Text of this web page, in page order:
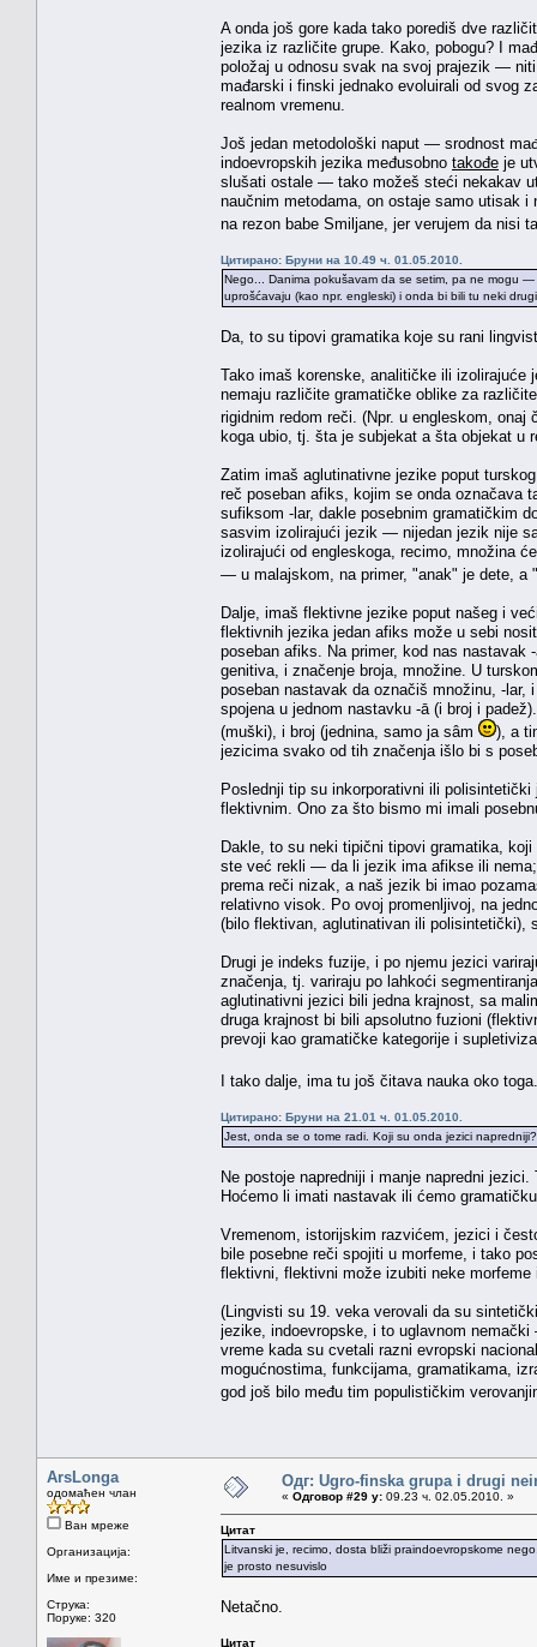
A onda još gore kada tako porediš dve
jezika iz različite grupe. Kako, pobogu? I
položaj u odnosu svak na svoj prajezik —
mađarski i finski jednako evoluirali od svog
realnom vremenu.
Još jedan metodološki naput — srodnost
indoevropskih jezika međusobno takođe je
slušati ostale — tako možeš steći nekakav
naučnim metodama, on ostaje samo utisak
na rezon babe Smiljane, jer verujem da nisi
Цитирано: Бруни на 10.49 ч. 01.05.2010.
Nego... Danima pokušavam da se setim, pa ne mogu
uprošćavaju (kao npr. engleski) i onda bi bili tu neki
Da, to su tipovi gramatika koje su rani
Tako imaš korenske, analitičke ili izolirajuće
nemaju različite gramatičke oblike za
rigidnim redom reči. (Npr. u engleskom, onaj
koga ubio, tj. šta je subjekat a šta objekat u
Zatim imaš aglutinativne jezike poput
reč poseban afiks, kojim se onda označava
sufiksom -lar, dakle posebnim gramatičkim
sasvim izolirajući jezik — nijedan jezik nije
izolirajući od engleskoga, recimo, množina
— u malajskom, na primer, "anak" je dete, a
Dalje, imaš flektivne jezike poput našeg i
flektivnih jezika jedan afiks može u sebi
poseban afiks. Na primer, kod nas
genitiva, i značenje broja, množine. U
poseban nastavak da označiš množinu, -
spojena u jednom nastavku -ā (i broj i
(muški), i broj (jednina, samo ja sâm
), a
jezicima svako od tih značenja išlo bi s
Poslednji tip su inkorporativni ili
flektivnim. Ono za što bismo mi imali
Dakle, to su neki tipični tipovi gramatika,
ste već rekli — da li jezik ima afikse ili
prema reči nizak, a naš jezik bi imao
relativno visok. Po ovoj promenljivoj, na
(bilo flektivan, aglutinativan ili polisintetički),
Drugi je indeks fuzije, i po njemu jezici
značenja, tj. variraju po lahkoći
aglutinativni jezici bili jedna krajnost, sa
druga krajnost bi bili apsolutno fuzioni
prevoji kao gramatičke kategorije i
I tako dalje, ima tu još čitava nauka oko
Цитирано: Бруни на 21.01 ч. 01.05.2010.
Jest, onda se o tome radi. Koji su onda jezici
Ne postoje napredniji i manje napredni
Hoćemo li imati nastavak ili ćemo
Vremenom, istorijskim razvićem, jezici i
bile posebne reči spojiti u morfeme, i tako
flektivni, flektivni može izubiti neke
(Lingvisti su 19. veka verovali da su
jezike, indoevropske, i to uglavnom
vreme kada su cvetali razni evropski
mogućnostima, funkcijama, gramatikama,
god još bilo među tim populističkim
ArsLonga
одомаћен члан
Ван мреже
Организација:
Име и презиме:
Струка:
Поруке: 320
Одг: Ugro-finska grupa i drugi
« Одговор #29 у: 09.23 ч. 02.05.2010. »
Цитат
Litvanski je, recimo, dosta bliži praindoevropskome
je prosto nesuvislo
Netačno.
Цитат